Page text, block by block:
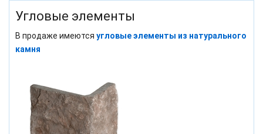
Угловые элементы
В продаже имеются угловые элементы из натурального
камня